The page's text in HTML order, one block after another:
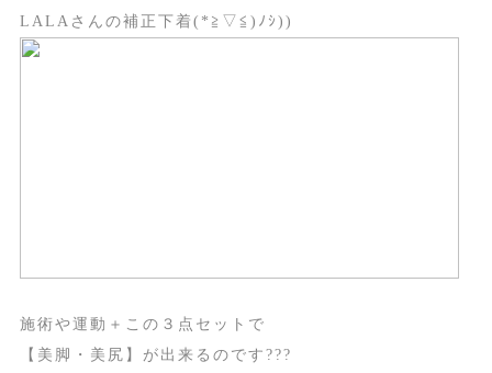
LALAさんの補正下着(*≧▽≦)ﾉｼ))
施術や運動＋この３点セットで
【美脚・美尻】が出来るのです???